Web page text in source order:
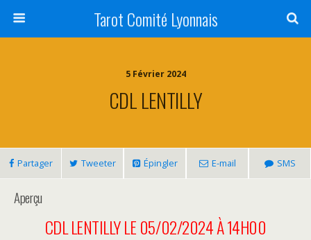
Tarot Comité Lyonnais
5 Février 2024
CDL LENTILLY
Partager Tweeter Épingler E-mail SMS
Aperçu
CDL LENTILLY LE 05/02/2024 À 14H00